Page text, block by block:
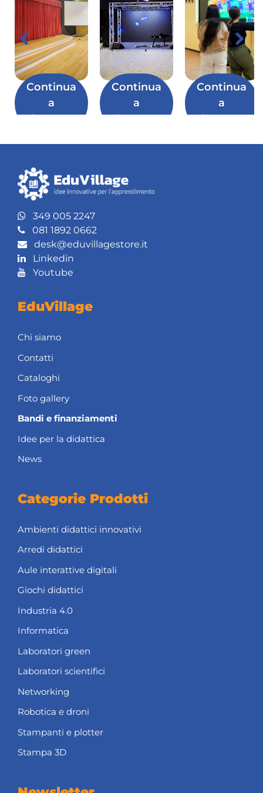
Continua
a
leggere
Continua
a
leggere
Continua
a
leggere
349 005 2247
081 1892 0662
desk@eduvillagestore.it
Linkedin
Youtube
EduVillage
Chi siamo
Contatti
Cataloghi
Foto gallery
Bandi e finanziamenti
Idee per la didattica
News
Categorie Prodotti
Ambienti didattici innovativi
Arredi didattici
Aule interattive digitali
Giochi didattici
Industria 4.0
Informatica
Laboratori green
Laboratori scientifici
Networking
Robotica e droni
Stampanti e plotter
Stampa 3D